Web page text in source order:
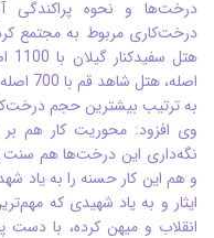
درخت‌ها و نحوه پراکندگی
به ترتیب بیشترین حجم
وی افزود: محوریت کار هم
نگه‌داری این درخت‌ها هم سنت
و هم این کار حسنه را به یاد
ایثار و به یاد شهیدی که
انقلاب و میهن کرده، با دست